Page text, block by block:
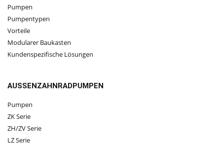
Pumpen
Pumpentypen
Vorteile
Modularer Baukasten
Kundenspezifische Lösungen
AUSSENZAHNRADPUMPEN
Pumpen
ZK Serie
ZH/ZV Serie
LZ Serie